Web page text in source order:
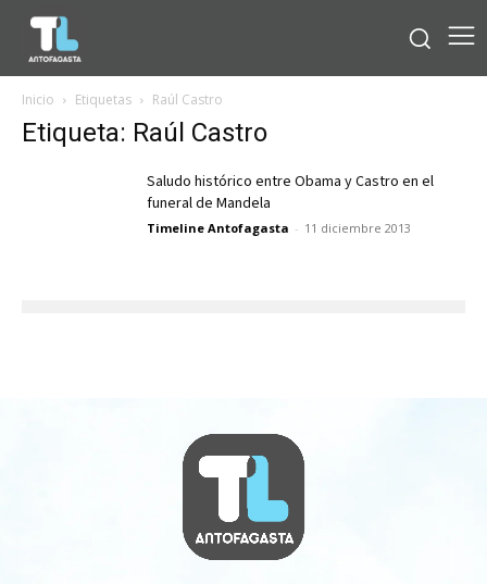
Inicio Etiquetas Raúl Castro
Etiqueta: Raúl Castro
Saludo histórico entre Obama y Castro en el
funeral de Mandela
Timeline Antofagasta - 11 diciembre 2013